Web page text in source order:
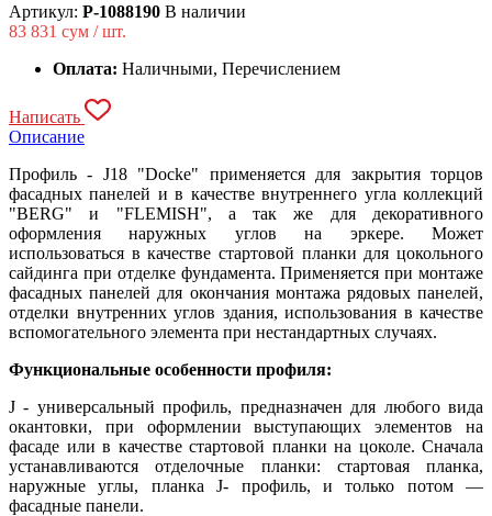
Артикул: P-1088190 В наличии
83 831 сум / шт.
Оплата: Наличными, Перечислением
Написать
Описание
Профиль - J18 "Docke" применяется для закрытия торцов
фасадных панелей и в качестве внутреннего угла коллекций
"BERG" и "FLEMISH", а так же для декоративного
оформления наружных углов на эркере. Может
использоваться в качестве стартовой планки для цокольного
сайдинга при отделке фундамента. Применяется при монтаже
фасадных панелей для окончания монтажа рядовых панелей,
отделки внутренних углов здания, использования в качестве
вспомогательного элемента при нестандартных случаях.
Функциональные особенности профиля:
J - универсальный профиль, предназначен для любого вида
окантовки, при оформлении выступающих элементов на
фасаде или в качестве стартовой планки на цоколе. Сначала
устанавливаются отделочные планки: стартовая планка,
наружные углы, планка J- профиль, и только потом —
фасадные панели.